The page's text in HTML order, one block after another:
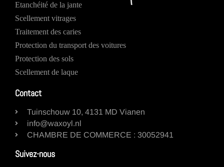
Etanchéité de la jante
Scellement vitrages
Traitement des caries
Protection du transport des voitures
Protection des sols
Scellement de laque
Contact
Tuinschouw 10, 4131 MD Vianen
info@waxoyl.nl
CHAMBRE DE COMMERCE : 30052941
Suivez-nous